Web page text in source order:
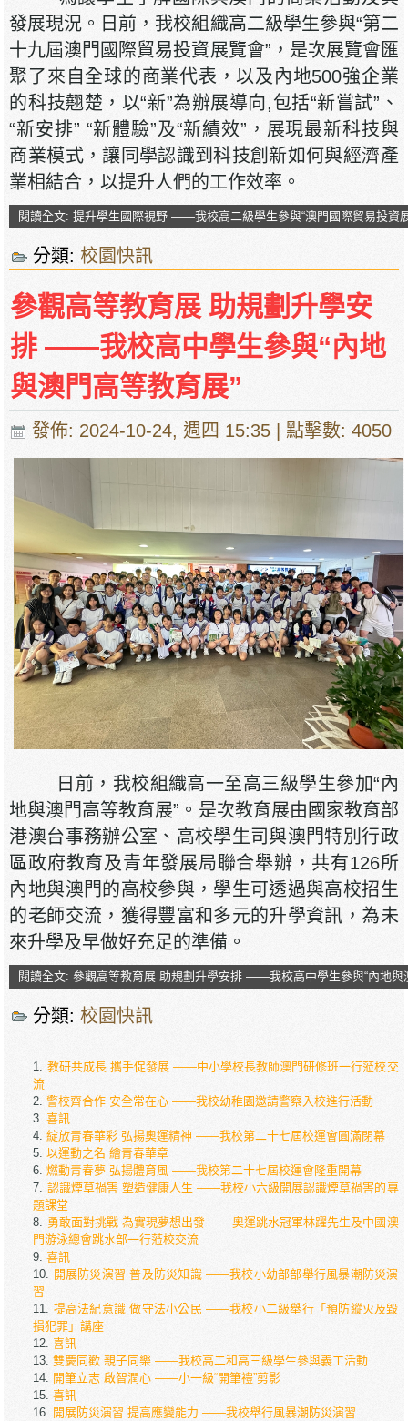
發展現況。日前，我校組織高二級學生參與“第二
十九屆澳門國際貿易投資展覽會”，是次展覽會匯
聚了來自全球的商業代表，以及內地500強企業
的科技翹楚，以“新”為辦展導向,包括“新嘗試”、
“新安排” “新體驗”及“新績效”，展現最新科技與
商業模式，讓同學認識到科技創新如何與經濟產
業相結合，以提升人們的工作效率。
閱讀全文: 提升學生國際視野 ——我校高二級學生參與“澳門國際貿易投資
分類:校園快訊
參觀高等教育展 助規劃升學安
排 ——我校高中學生參與“內地
與澳門高等教育展”
發佈: 2024-10-24, 週四 15:35 | 點擊數: 4050
日前，我校組織高一至高三級學生參加“內
地與澳門高等教育展”。是次教育展由國家教育部
港澳台事務辦公室、高校學生司與澳門特別行政
區政府教育及青年發展局聯合舉辦，共有126所
內地與澳門的高校參與，學生可透過與高校招生
的老師交流，獲得豐富和多元的升學資訊，為未
來升學及早做好充足的準備。
閱讀全文: 參觀高等教育展 助規劃升學安排 ——我校高中學生參與“內地與
分類:校園快訊
教研共成長 攜手促發展 ——中小學校長教師澳門研修班一行蒞校交
流
警校齊合作 安全常在心 ——我校幼稚園邀請警察入校進行活動
喜訊
綻放青春華彩 弘揚奧運精神 ——我校第二十七屆校運會圓滿閉幕
以運動之名 繪青春華章
燃動青春夢 弘揚體育風 ——我校第二十七屆校運會隆重開幕
認識煙草禍害 塑造健康人生 ——我校小六級開展認識煙草禍害的專
題課堂
勇敢面對挑戰 為實現夢想出發 ——奧運跳水冠軍林躍先生及中國澳
門游泳總會跳水部一行蒞校交流
喜訊
開展防災演習 普及防災知識 ——我校小幼部部舉行風暴潮防災演
習
提高法紀意識 做守法小公民 ——我校小二級舉行「預防縱火及毀
損犯罪」講座
喜訊
雙慶同歡 親子同樂 ——我校高二和高三級學生參與義工活動
開筆立志 啟智潤心 ——小一級“開筆禮”剪影
喜訊
開展防災演習 提高應變能力 ——我校舉行風暴潮防災演習